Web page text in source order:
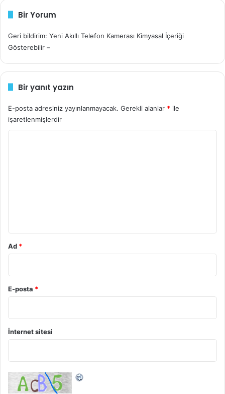
Bir Yorum
Geri bildirim: Yeni Akıllı Telefon Kamerası Kimyasal İçeriği
Gösterebilir –
Bir yanıt yazın
E-posta adresiniz yayınlanmayacak. Gerekli alanlar * ile
işaretlenmişlerdir
Ad *
E-posta *
İnternet sitesi